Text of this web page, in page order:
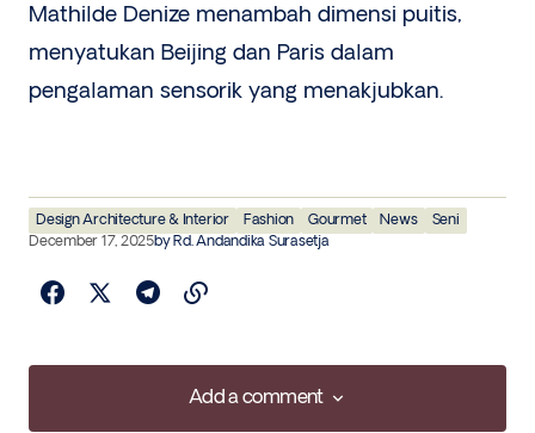
Mathilde Denize menambah dimensi puitis,
menyatukan Beijing dan Paris dalam
pengalaman sensorik yang menakjubkan.
Design Architecture & Interior Fashion Gourmet News
Seni
December 17, 2025byRd. Andandika Surasetja
Add a comment